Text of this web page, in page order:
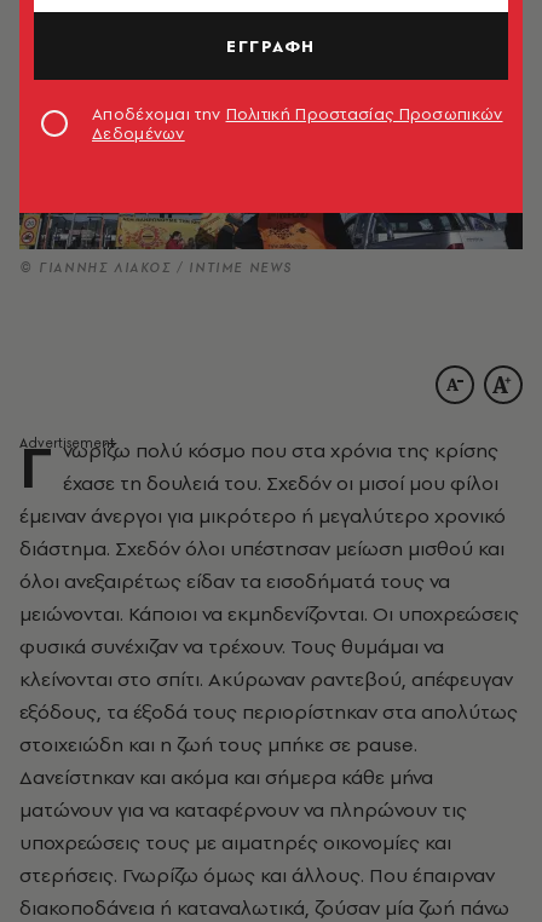
© ΓΙΑΝΝΗΣ ΛΙΑΚΟΣ / INTIME NEWS
Γ νωρίζω πολύ κόσμο που στα χρόνια της κρίσης
έχασε τη δουλειά του. Σχεδόν οι μισοί μου φίλοι
έμειναν άνεργοι για μικρότερο ή μεγαλύτερο χρονικό
διάστημα. Σχεδόν όλοι υπέστησαν μείωση μισθού και
όλοι ανεξαιρέτως είδαν τα εισοδήματά τους να
μειώνονται. Κάποιοι να εκμηδενίζονται. Οι υποχρεώσεις
φυσικά συνέχιζαν να τρέχουν. Τους θυμάμαι να
κλείνονται στο σπίτι. Ακύρωναν ραντεβού, απέφευγαν
εξόδους, τα έξοδά τους περιορίστηκαν στα απολύτως
στοιχειώδη και η ζωή τους μπήκε σε pause.
Δανείστηκαν και ακόμα και σήμερα κάθε μήνα
ματώνουν για να καταφέρνουν να πληρώνουν τις
υποχρεώσεις τους με αιματηρές οικονομίες και
στερήσεις. Γνωρίζω όμως και άλλους. Που έπαιρναν
διακοποδάνεια ή καταναλωτικά, ζούσαν μία ζωή πάνω
ΕΓΓΡΑΦΗ
Αποδέχομαι την Πολιτική Προστασίας Προσωπικών
Δεδομένων